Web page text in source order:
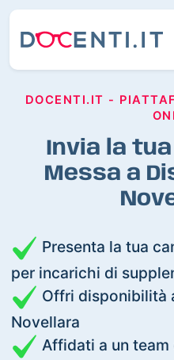
DOCENTI.IT -
Invia la
Messa a
Presenta la tua
per incarichi di
Offri disponibilità
Novellara
Affidati a un